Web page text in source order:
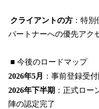
クライアントの方 ：特
パートナーへの優先アク
■ 今後のロードマップ
2026年5月
：事前登録受
2026年下半期 ：正式ロー
陣の認定完了